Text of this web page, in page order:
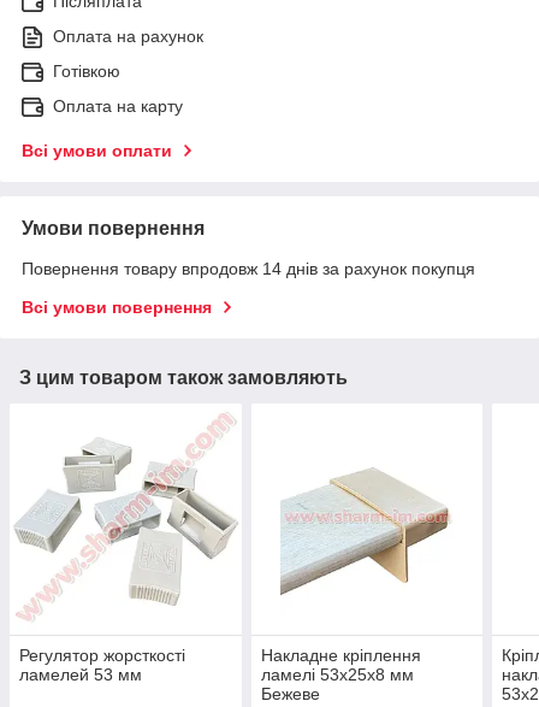
Оплата на рахунок
Готівкою
Оплата на карту
Всі умови оплати
Умови повернення
Повернення товару впродовж 14 днів за рахунок покупця
Всі умови повернення
З цим товаром також замовляють
Регулятор жорсткості
ламелей 53 мм
Накладне кріплення
ламелі 53х25х8 мм
Бежеве